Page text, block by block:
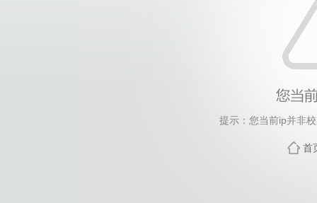
提示：您当前ip并非
首